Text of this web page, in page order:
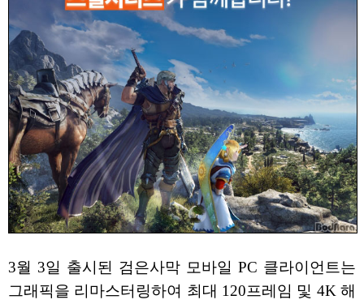
3월 3일 출시된 검은사막 모바일 PC 클라이언트는
그래픽을 리마스터링하여 최대 120프레임 및 4K 해